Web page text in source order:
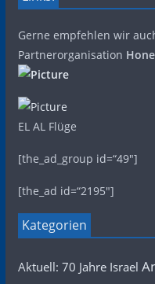
Gerne empfehlen wir
Partnerorganisation
EL AL Flüge
[the_ad_group id=“49″]
[the_ad id=“2195″]
Kategorien
Aktuell: 70 Jahre Israel